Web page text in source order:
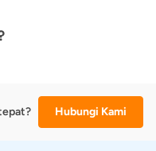
Hubungi Kami